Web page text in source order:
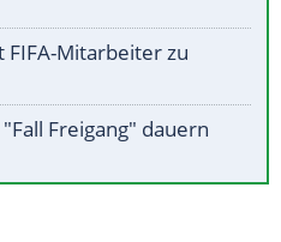
Mitarbeiter zu
Freigang" dauern